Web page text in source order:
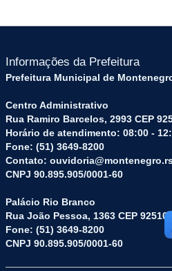
Informações da Prefeitura
Prefeitura Municipal de
Centro Administrativo
Rua Ramiro Barcelos, 2993 CEP
Horário de atendimento: 08:00 -
Fone: (51) 3649-8200
Contato:
CNPJ 90.895.905/0001-60
Palácio Rio Branco
Rua João Pessoa, 1363 CEP
Fone: (51) 3649-8200
CNPJ 90.895.905/0001-60